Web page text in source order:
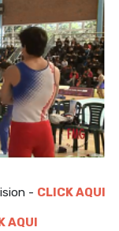
- CLICK AQUI
AQUI